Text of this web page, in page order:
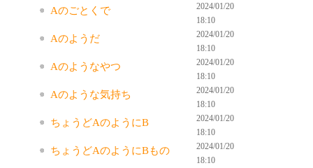
Aのごとくで
2024/01/20
18:10
Aのようだ
2024/01/20
18:10
Aのようなやつ
2024/01/20
18:10
Aのような気持ち
2024/01/20
18:10
ちょうどAのようにB
2024/01/20
18:10
ちょうどAのようにBもの
2024/01/20
18:10